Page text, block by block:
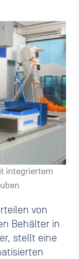
integriertem
von
Behälter in
stellt eine